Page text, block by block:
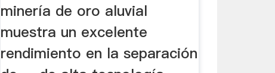
minería de oro aluvial
muestra un excelente
rendimiento en la separación